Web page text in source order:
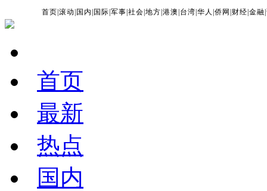
首页 |滚动 国内 国际 |军事 |社会 |地方 |港澳 台湾 |华人 |侨网 财经 |金融 |
首页
最新
热点
国内